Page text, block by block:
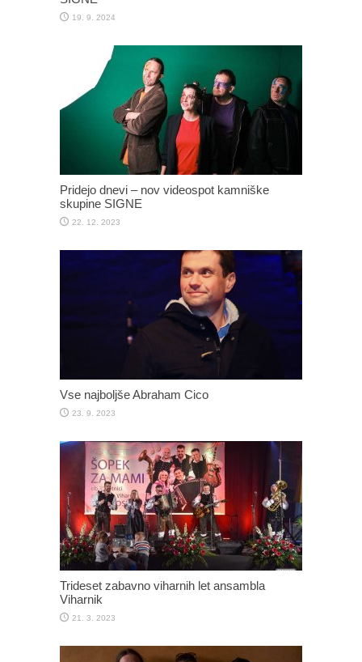
19. 9. 2024
Pridejo dnevi – nov videospot kamniške
skupine SIGNE
22. 12. 2023
Vse najboljše Abraham Cico
23. 9. 2023
Trideset zabavno viharnih let ansambla
Viharnik
21. 3. 2023